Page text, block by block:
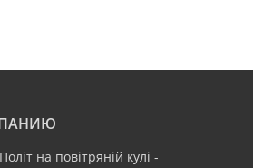
на повітряній кулі -